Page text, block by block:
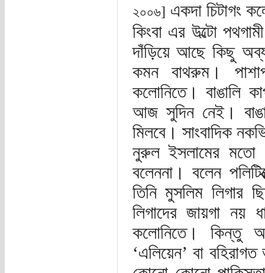
২০০৬] একদা চিটাগং
কিংবা এর উল্টো
দাঁড়িয়ে আছে কিছু
কমন বাথরুম।
কলোনিতে। বাঙালি
আজ সুদিন নেই।
মিলবে। সাংবাদিক
নুরুল ইসলামের মতো
বলেননা। বলেন
তিনি মুসলিম লিগার
লিগাদের জায়গা নয়
কলোনিতে। কিন্তু
‘এলিয়েন’ বা